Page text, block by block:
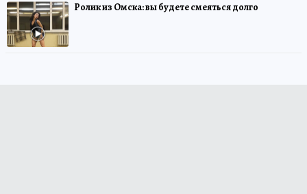
Ролик из Омска: вы будете смеяться долго